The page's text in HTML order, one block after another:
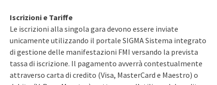
Iscrizioni e Tariffe
Le iscrizioni alla singola gara devono essere inviate
unicamente utilizzando il portale SIGMA Sistema integrato
di gestione delle manifestazioni FMI versando la prevista
tassa di iscrizione. Il pagamento avverrà contestualmente
attraverso carta di credito (Visa, MasterCard e Maestro) o